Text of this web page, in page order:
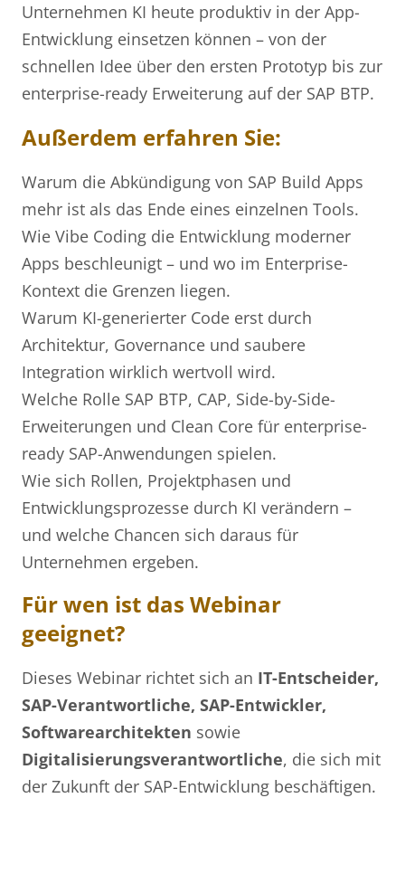
Unternehmen KI heute produktiv in der App-
Entwicklung einsetzen können – von der
schnellen Idee über den ersten Prototyp bis zur
enterprise-ready Erweiterung auf der SAP BTP.
Außerdem erfahren Sie:
Warum die Abkündigung von SAP Build Apps
mehr ist als das Ende eines einzelnen Tools.
Wie Vibe Coding die Entwicklung moderner
Apps beschleunigt – und wo im Enterprise-
Kontext die Grenzen liegen.
Warum KI-generierter Code erst durch
Architektur, Governance und saubere
Integration wirklich wertvoll wird.
Welche Rolle SAP BTP, CAP, Side-by-Side-
Erweiterungen und Clean Core für enterprise-
ready SAP-Anwendungen spielen.
Wie sich Rollen, Projektphasen und
Entwicklungsprozesse durch KI verändern –
und welche Chancen sich daraus für
Unternehmen ergeben.
Für wen ist das Webinar
geeignet?
Dieses Webinar richtet sich an IT-Entscheider,
SAP-Verantwortliche, SAP-Entwickler,
Softwarearchitekten sowie
Digitalisierungsverantwortliche, die sich mit
der Zukunft der SAP-Entwicklung beschäftigen.